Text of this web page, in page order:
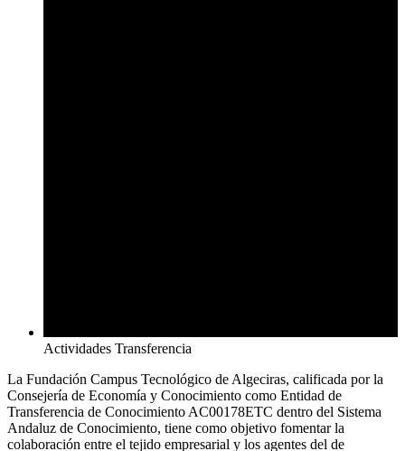
Actividades Transferencia
La Fundación Campus Tecnológico de Algeciras, calificada por la
Consejería de Economía y Conocimiento como Entidad de
Transferencia de Conocimiento AC00178ETC dentro del Sistema
Andaluz de Conocimiento, tiene como objetivo fomentar la
colaboración entre el tejido empresarial y los agentes del de